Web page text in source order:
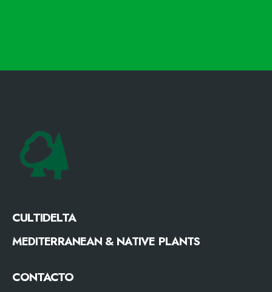
CULTIDELTA
MEDITERRANEAN & NATIVE PLANTS
CONTACTO